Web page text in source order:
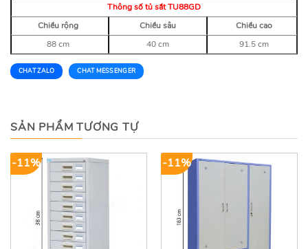
Thông số tủ sắt TU88GD
Chiều rộng
Chiều sâu
Chiều cao
88 cm
40 cm 91.5 cm
CHAT ZALO CHAT MESSENGER
SẢN PHẨM TƯƠNG TỰ
-11% -11%